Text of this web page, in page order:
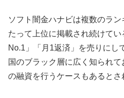
ソフト闇金ハナビは複数のラ
たって上位に掲載され続けてい
No.1」「月1返済」を売りにし
国のブラック層に広く知られ
の融資を行うケースもあるとさ